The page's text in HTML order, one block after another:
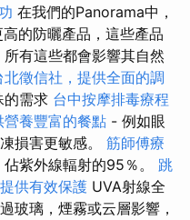
在我們的Panorama中，
的防曬產品，這些產品
有這些都會影響其自然
北徵信社，提供全面的調
的需求 台中按摩排毒療程
養豐富的餐點 - 例如眼
損害更敏感。 筋師傅療
紫外線輻射的95％。 跳
供有效保護 UVA射線全
玻璃，煙霧或云層影響，